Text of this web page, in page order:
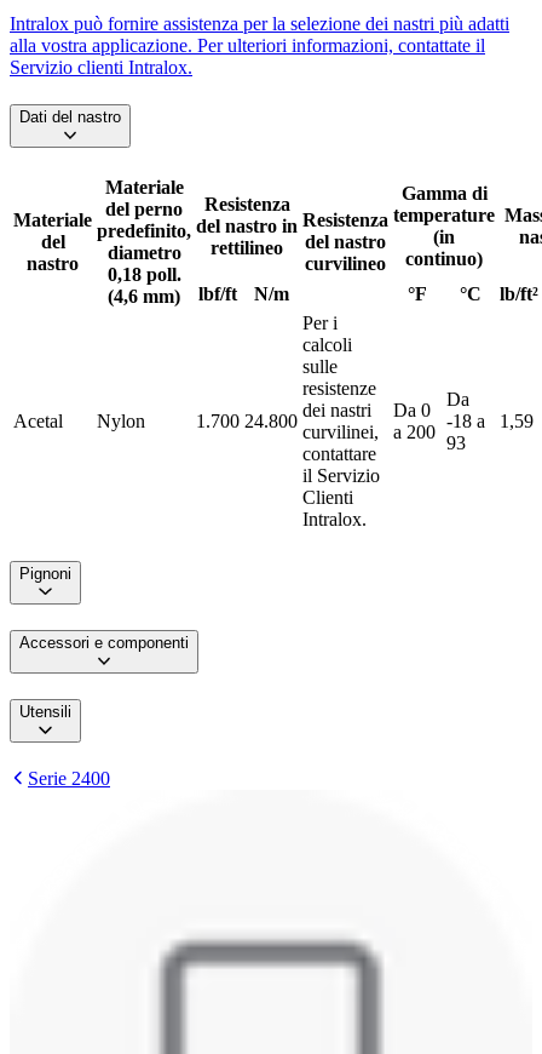
Intralox può fornire assistenza per la selezione dei nastri più adatti
alla vostra applicazione. Per ulteriori informazioni, contattate il
Servizio clienti Intralox.
Dati del nastro
Materiale
del
nastro
Materiale
del perno
predefinito,
diametro
0,18 poll.
(4,6 mm)
Resistenza
del nastro in
rettilineo
Resistenza
del nastro
curvilineo
Gamma di
temperature
(in
continuo)
lbf/ft N/m °F °C lb/ft²
Acetal Nylon 1.700 24.800
Per i
calcoli
sulle
resistenze
dei nastri
curvilinei,
contattare
il Servizio
Clienti
Intralox.
Da 0
a 200
Da
-18 a
93
1,59
Pignoni
Accessori e componenti
Utensili
Serie 2400